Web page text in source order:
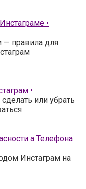
•
— правила для
•
или убрать
а Телефона
Инстаграм на